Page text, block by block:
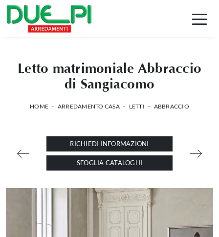
Letto matrimoniale Abbraccio
di Sangiacomo
HOME - ARREDAMENTO CASA - LETTI - ABBRACCIO
RICHIEDI INFORMAZIONI
SFOGLIA CATALOGHI